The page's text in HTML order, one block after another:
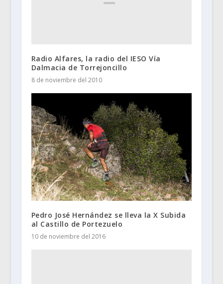
Radio Alfares, la radio del IESO Vía
Dalmacia de Torrejoncillo
8 de noviembre del 2010
Pedro José Hernández se lleva la X Subida
al Castillo de Portezuelo
10 de noviembre del 2016